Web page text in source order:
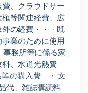
、クラウドサー
等関連経費、広
の経費・・・既
業のために使用
務所等に係る家
、水道光熱費
の購入費 ・ 文
代、雑誌購読料